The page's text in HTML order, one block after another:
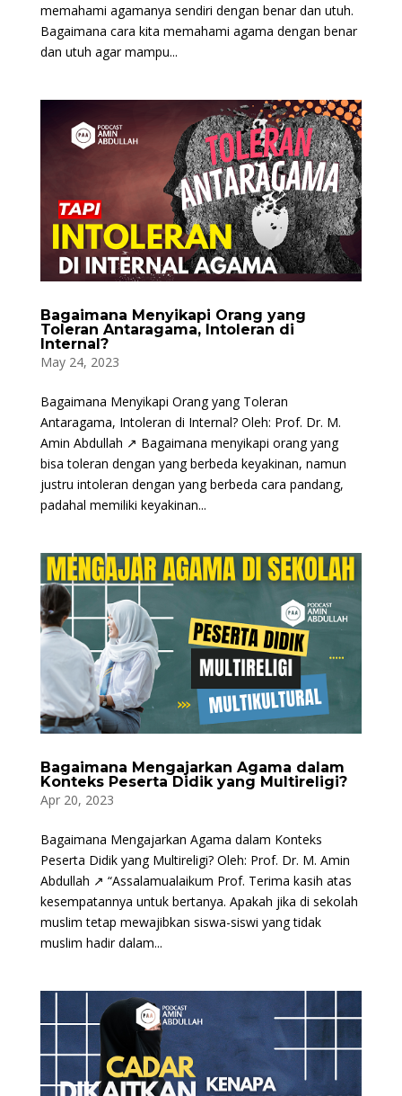
memahami agamanya sendiri dengan benar dan utuh.
Bagaimana cara kita memahami agama dengan benar
dan utuh agar mampu...
Bagaimana Menyikapi Orang yang
Toleran Antaragama, Intoleran di
Internal?
May 24, 2023
Bagaimana Menyikapi Orang yang Toleran
Antaragama, Intoleran di Internal? Oleh: Prof. Dr. M.
Amin Abdullah ↗ Bagaimana menyikapi orang yang
bisa toleran dengan yang berbeda keyakinan, namun
justru intoleran dengan yang berbeda cara pandang,
padahal memiliki keyakinan...
Bagaimana Mengajarkan Agama dalam
Konteks Peserta Didik yang Multireligi?
Apr 20, 2023
Bagaimana Mengajarkan Agama dalam Konteks
Peserta Didik yang Multireligi? Oleh: Prof. Dr. M. Amin
Abdullah ↗ “Assalamualaikum Prof. Terima kasih atas
kesempatannya untuk bertanya. Apakah jika di sekolah
muslim tetap mewajibkan siswa-siswi yang tidak
muslim hadir dalam...